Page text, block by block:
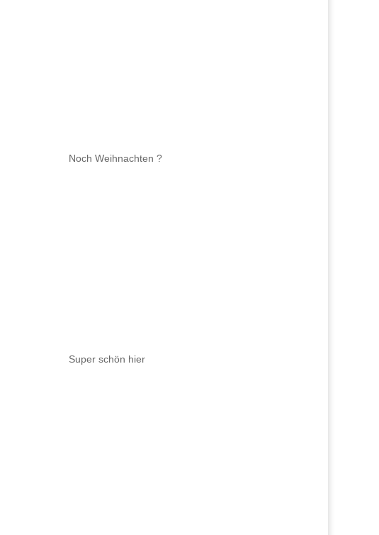
Noch Weihnachten ?
Super schön hier